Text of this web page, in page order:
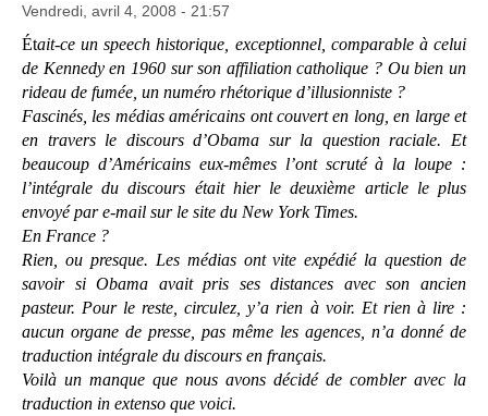
Vendredi, avril 4, 2008 - 21:57
Était-ce un speech historique, exceptionnel, comparable à celui
de Kennedy en 1960 sur son affiliation catholique ? Ou bien un
rideau de fumée, un numéro rhétorique d’illusionniste ?
Fascinés, les médias américains ont couvert en long, en large et
en travers le discours d’Obama sur la question raciale. Et
beaucoup d’Américains eux-mêmes l’ont scruté à la loupe :
l’intégrale du discours était hier le deuxième article le plus
envoyé par e-mail sur le site du New York Times.
En France ?
Rien, ou presque. Les médias ont vite expédié la question de
savoir si Obama avait pris ses distances avec son ancien
pasteur. Pour le reste, circulez, y’a rien à voir. Et rien à lire :
aucun organe de presse, pas même les agences, n’a donné de
traduction intégrale du discours en français.
Voilà un manque que nous avons décidé de combler avec la
traduction in extenso que voici.